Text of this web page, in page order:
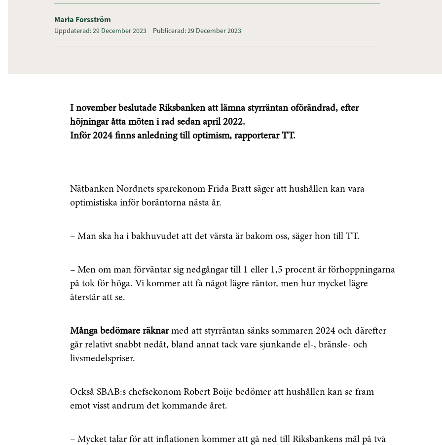
Maria Forsström
Uppdaterad: 29 December 2023 Publicerad: 29 December 2023
I november beslutade Riksbanken att lämna styrräntan oförändrad, efter
höjningar åtta möten i rad sedan april 2022.
Inför 2024 finns anledning till optimism, rapporterar TT.
Nätbanken Nordnets sparekonom Frida Bratt säger att hushållen kan vara
optimistiska inför boräntorna nästa år.
– Man ska ha i bakhuvudet att det värsta är bakom oss, säger hon till TT.
– Men om man förväntar sig nedgångar till 1 eller 1,5 procent är förhoppningarna
på tok för höga. Vi kommer att få något lägre räntor, men hur mycket lägre
återstår att se.
Många bedömare räknarmed att styrräntan sänks sommaren 2024 och därefter
går relativt snabbt nedåt, bland annat tack vare sjunkande el-, bränsle- och
livsmedelspriser.
Också SBAB:s chefsekonom Robert Boije bedömer att hushållen kan se fram
emot visst andrum det kommande året.
– Mycket talar för att inflationen kommer att gå ned till Riksbankens mål på två